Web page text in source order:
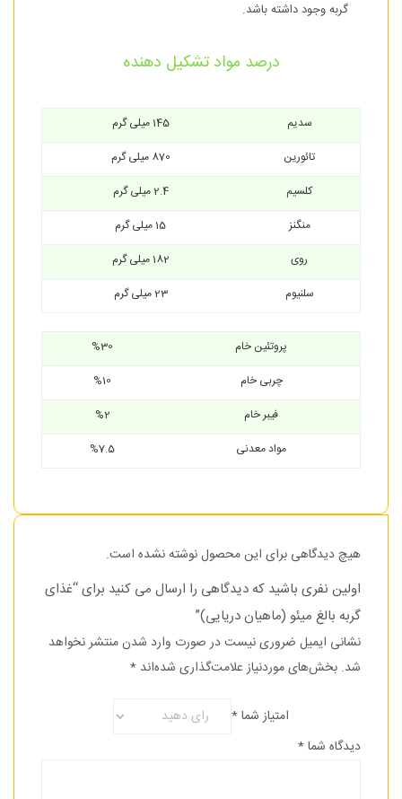
گربه وجود داشته باشد.
درصد مواد تشکیل دهنده
سدیم
145 میلی گرم
تائورین
870 میلی گرم
کلسیم
2.4 میلی گرم
منگنز
15 میلی گرم
روی
182 میلی گرم
سلنیوم
23 میلی گرم
پروتئین خام
%30
چربی خام
%10
فیبر خام
%2
مواد معدنی
%7.5
هیچ دیدگاهی برای این محصول نوشته نشده است.
اولین نفری باشید که دیدگاهی را ارسال می کنید برای “غذای
گربه بالغ میئو (ماهیان دریایی)”
نشانی ایمیل ضروری نیست در صورت وارد شدن منتشر نخواهد
شد. بخش‌های موردنیاز علامت‌گذاری شده‌اند *
امتیاز شما*
دیدگاه شما*